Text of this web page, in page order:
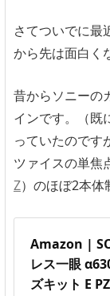
さてついでに最
から先は面白く
昔からソニーの
インです。（既
っていたのです
ツァイスの単焦
Z）のほぼ2本体
Amazon |
レス一眼
ズキット E